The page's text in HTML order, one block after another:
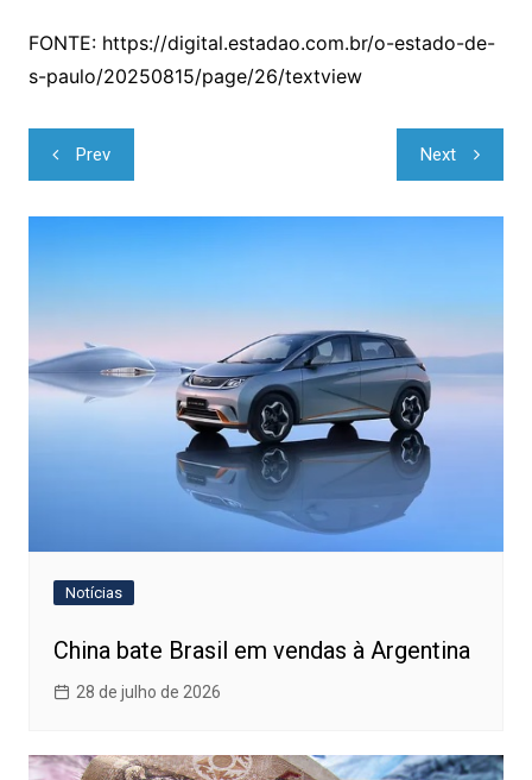
FONTE: https://digital.estadao.com.br/o-estado-de-
s-paulo/20250815/page/26/textview
Navegação
de
Post
Prev Next
Notícias
China bate Brasil em vendas à Argentina
28 de julho de 2026